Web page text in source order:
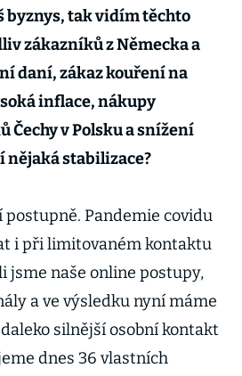
byznys, tak vidím těchto
zákazníků z Německa a
daní, zákaz kouření na
inflace, nákupy
Čechy v Polsku a snížení
nějaká stabilizace?
Pandemie covidu
i při limitovaném kontaktu
jsme naše online postupy,
a ve výsledku nyní máme
silnější osobní kontakt
dnes 36 vlastních